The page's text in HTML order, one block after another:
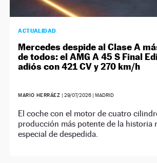
ACTUALIDAD
Mercedes despide al Clase A
de todos: el AMG A 45 S Final
adiós con 421 CV y 270 km/h
MARIO HERRÁEZ | 29/07/2026| MADRID
El coche con el motor de cuatro
producción más potente de la historia
especial de despedida.